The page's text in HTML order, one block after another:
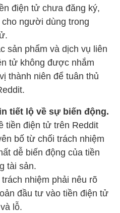
điện tử chưa đăng ký,
người dùng trong
sản phẩm và dịch vụ liên
tử không được nhắm
thành niên để tuân thủ
tiết lộ về sự biến động.
tiền điện tử trên Reddit
bố từ chối trách nhiệm
dễ biến động của tiền
tài sản.
nhiệm phải nêu rõ
đầu tư vào tiền điện tử
lỗ.